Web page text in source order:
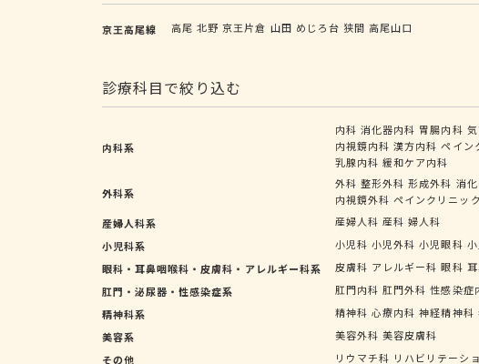
京王高尾線 高尾 北野 京王片倉 山田 めじろ台 狭間 高尾山口
診療科目で絞り込む
内科系
内科 消化器内科 胃腸内科
内視鏡内科 漢方内科 ペイン
乳腺内科 緩和ケア内科
外科系
外科 整形外科 形成外科 消
内視鏡外科 ペインクリニッ
産婦人科系
産婦人科 産科 婦人科
小児科系
小児科 小児外科 小児眼科
眼科・耳鼻咽喉科・皮膚科・アレルギー科系
皮膚科 アレルギー科 眼科
肛門・泌尿器・性感染症系
肛門内科 肛門外科 性感染症
精神科系
精神科 心療内科 神経精神科
美容系
美容外科 美容皮膚科
その他
リウマチ科 リハビリテーシ